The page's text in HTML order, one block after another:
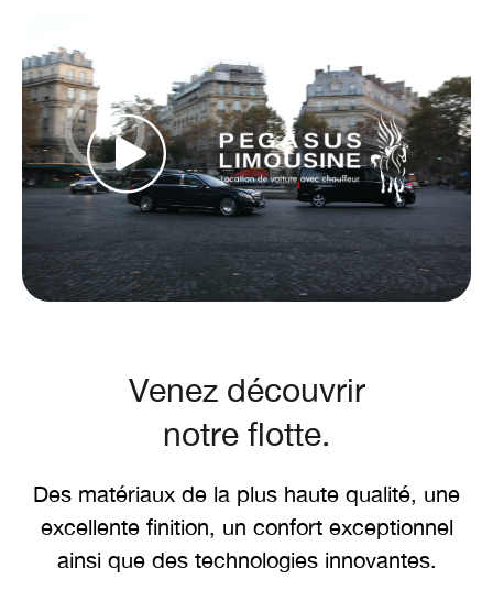
Venez découvrir
notre flotte.
Des matériaux de la plus haute qualité, une
excellente finition, un confort exceptionnel
ainsi que des technologies innovantes.